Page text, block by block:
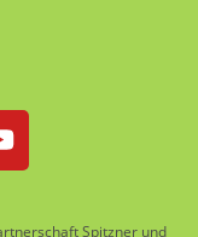
Spitzner und